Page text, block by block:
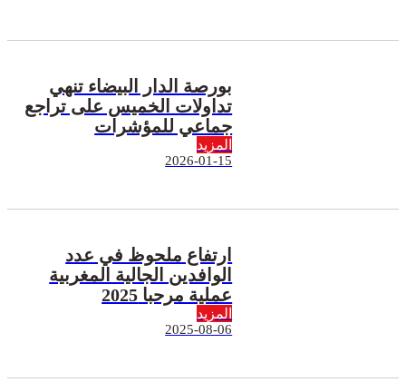
بورصة الدار البيضاء تنهي
تداولات الخميس على تراجع
جماعي للمؤشرات
المزيد
2026-01-15
ارتفاع ملحوظ في عدد
الوافدين الجالية المغربية
عملية مرحبا 2025
المزيد
2025-08-06